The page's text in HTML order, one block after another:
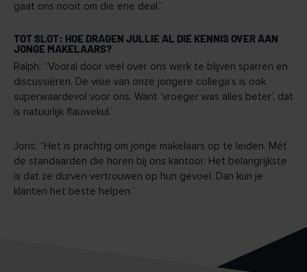
gaat ons nooit om die ene deal.”
TOT SLOT: HOE DRAGEN JULLIE AL DIE KENNIS OVER AAN
JONGE MAKELAARS?
Ralph: “Vooral door veel over ons werk te blijven sparren en
discussiëren. De visie van onze jongere collega’s is ook
superwaardevol voor ons. Want ‘vroeger was alles beter’, dat
is natuurlijk flauwekul.”
Joris: “Het is prachtig om jonge makelaars op te leiden. Mét
de standaarden die horen bij ons kantoor. Het belangrijkste
is dat ze durven vertrouwen op hun gevoel. Dan kun je
klanten het beste helpen.”